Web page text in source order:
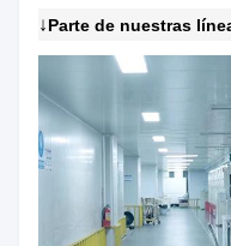
↓Parte de nuestras